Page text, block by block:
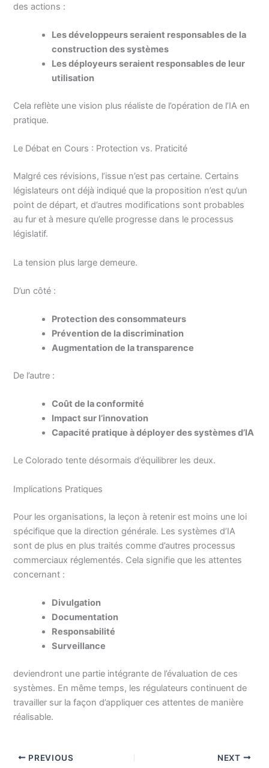
des actions :
Les développeurs seraient responsables de la
construction des systèmes
Les déployeurs seraient responsables de leur
utilisation
Cela reflète une vision plus réaliste de l’opération de l’IA en
pratique.
Le Débat en Cours : Protection vs. Praticité
Malgré ces révisions, l’issue n’est pas certaine. Certains
législateurs ont déjà indiqué que la proposition n’est qu’un
point de départ, et d’autres modifications sont probables
au fur et à mesure qu’elle progresse dans le processus
législatif.
La tension plus large demeure.
D’un côté :
Protection des consommateurs
Prévention de la discrimination
Augmentation de la transparence
De l’autre :
Coût de la conformité
Impact sur l’innovation
Capacité pratique à déployer des systèmes d’IA
Le Colorado tente désormais d’équilibrer les deux.
Implications Pratiques
Pour les organisations, la leçon à retenir est moins une loi
spécifique que la direction générale. Les systèmes d’IA
sont de plus en plus traités comme d’autres processus
commerciaux réglementés. Cela signifie que les attentes
concernant :
Divulgation
Documentation
Responsabilité
Surveillance
deviendront une partie intégrante de l’évaluation de ces
systèmes. En même temps, les régulateurs continuent de
travailler sur la façon d’appliquer ces attentes de manière
réalisable.
PREVIOUS NEXT